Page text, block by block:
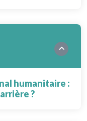
humanitaire :
?